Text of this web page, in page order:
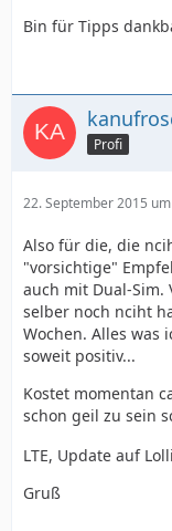
Bin für Tipps
Profi
22. September 2015
Also für die, die
"vorsichtige"
auch mit Dual-Sim.
selber noch nciht
Wochen. Alles was
soweit positiv...
Kostet momentan
schon geil zu sein
LTE, Update auf
Gruß